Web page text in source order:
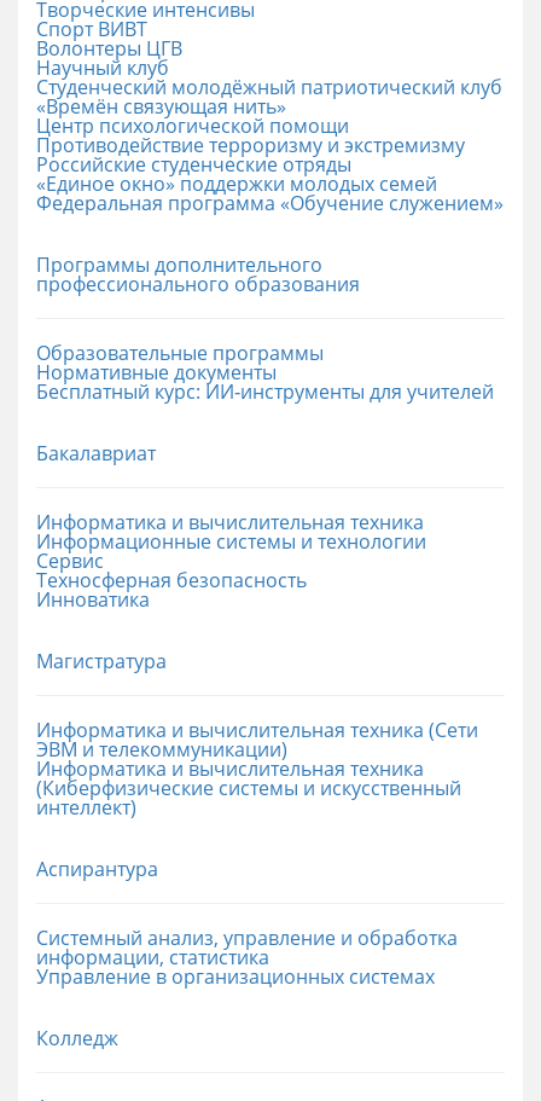
Творческие интенсивы
Спорт ВИВТ
Волонтеры ЦГВ
Научный клуб
Студенческий молодёжный патриотический клуб
«Времён связующая нить»
Центр психологической помощи
Противодействие терроризму и экстремизму
Российские cтуденческие отряды
«Единое окно» поддержки молодых семей
Федеральная программа «Обучение служением»
Программы дополнительного
профессионального образования
Образовательные программы
Нормативные документы
Бесплатный курс: ИИ‑инструменты для учителей
Бакалавриат
Информатика и вычислительная техника
Информационные системы и технологии
Сервис
Техносферная безопасность
Инноватика
Магистратура
Информатика и вычислительная техника (Сети
ЭВМ и телекоммуникации)
Информатика и вычислительная техника
(Киберфизические системы и искусственный
интеллект)
Аспирантура
Системный анализ, управление и обработка
информации, статистика
Управление в организационных системах
Колледж